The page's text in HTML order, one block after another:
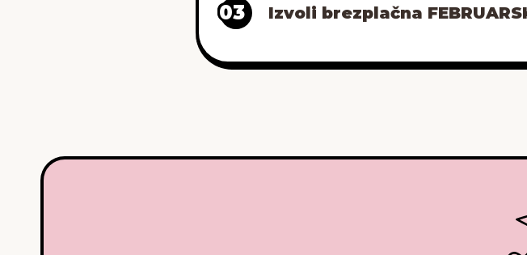
03 Izvoli brezplačna